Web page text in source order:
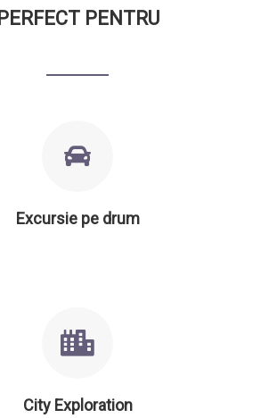
PERFECT PENTRU
Excursie pe drum
City Exploration